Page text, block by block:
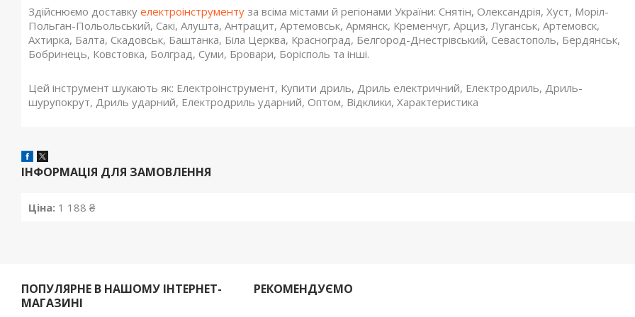
Здійснюємо доставку електроінструменту за всіма містами й регіонами України: Снятін, Олександрія, Хуст, Моріл-
Польган-Польольський, Сакі, Алушта, Антрацит, Артемовськ, Армянск, Кременчуг, Арциз, Луганськ, Артемовск,
Ахтирка, Балта, Скадовськ, Баштанка, Біла Церква, Красноград, Белгород-Днестрівський, Севастополь, Бердянськ,
Бобринець, Ковстовка, Болград, Суми, Бровари, Борісполь та інші.
Цей інструмент шукають як: Електроінструмент, Купити дриль, Дриль електричний, Електродриль, Дриль-
шурупокрут, Дриль ударний, Електродриль ударний, Оптом, Відклики, Характеристика
ІНФОРМАЦІЯ ДЛЯ ЗАМОВЛЕННЯ
Ціна: 1 188 ₴
ПОПУЛЯРНЕ В НАШОМУ ІНТЕРНЕТ-
МАГАЗИНІ
РЕКОМЕНДУЄМО